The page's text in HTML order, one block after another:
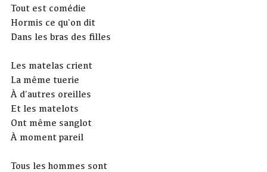
Tout est comédie
Hormis ce qu'on dit
Dans les bras des filles
Les matelas crient
La même tuerie
À d'autres oreilles
Et les matelots
Ont même sanglot
À moment pareil
Tous les hommes sont